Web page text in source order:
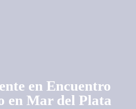
en Encuentro
en Mar del Plata